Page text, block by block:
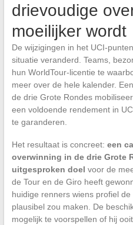
drievoudige
moeilijker wordt
De wijzigingen in het UCI-
situatie veranderd. Teams,
hun WorldTour-licentie te
meer over de hele kalender.
de drie Grote Rondes
een voldoende rendement in
te garanderen.
Het resultaat is concreet: een
overwinning in de drie Grote
uitgesproken doel voor de
de Tour en de Giro heeft
huidige renners wiens profiel
plausibel zou maken. De
mogelijk te voorspellen of hij